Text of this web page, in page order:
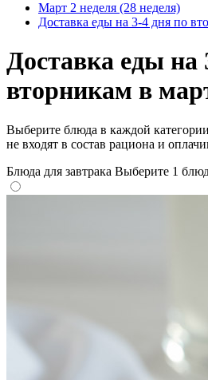
Март 2 неделя (28 неделя)
Доставка еды на 3-4 дня по
Доставка еды на
вторникам в
Выберите блюда в каждой
не входят в состав рациона и
Блюда для завтрака Выберите 1